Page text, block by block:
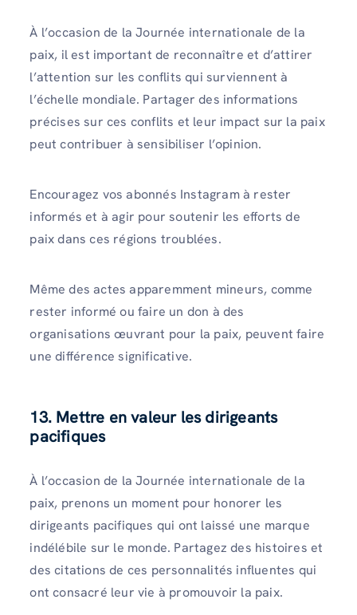
À l’occasion de la Journée internationale de la
paix, il est important de reconnaître et d’attirer
l’attention sur les conflits qui surviennent à
l’échelle mondiale. Partager des informations
précises sur ces conflits et leur impact sur la paix
peut contribuer à sensibiliser l’opinion.
Encouragez vos abonnés Instagram à rester
informés et à agir pour soutenir les efforts de
paix dans ces régions troublées.
Même des actes apparemment mineurs, comme
rester informé ou faire un don à des
organisations œuvrant pour la paix, peuvent faire
une différence significative.
13. Mettre en valeur les dirigeants
pacifiques
À l’occasion de la Journée internationale de la
paix, prenons un moment pour honorer les
dirigeants pacifiques qui ont laissé une marque
indélébile sur le monde. Partagez des histoires et
des citations de ces personnalités influentes qui
ont consacré leur vie à promouvoir la paix.